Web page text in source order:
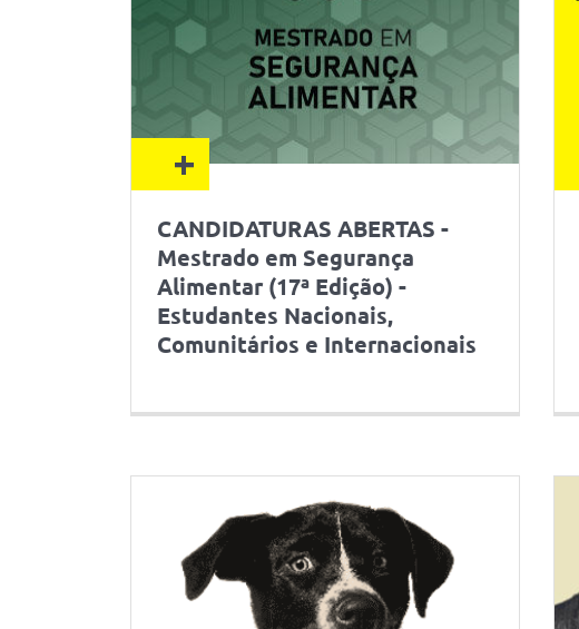
+
CANDIDATURAS ABERTAS -
Mestrado em Segurança
Alimentar (17ª Edição) -
Estudantes Nacionais,
Comunitários e Internacionais